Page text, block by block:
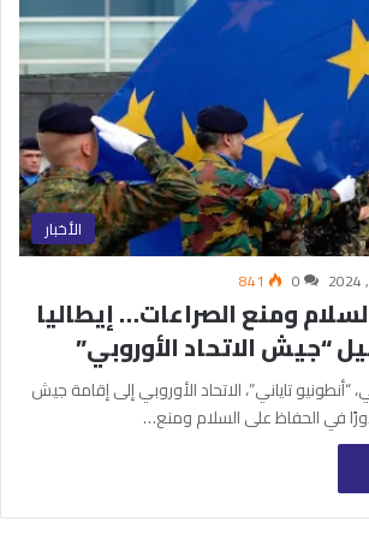
الأخبار
0
841
ومنع الصراعات… إيطاليا
“جيش الاتحاد الأوروبي”
“أنطونيو تاياني”، الاتحاد الأوروبي إلى إقامة جيش
في الحفاظ على السلام ومنع…